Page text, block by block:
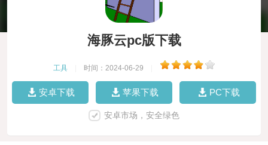
海豚云pc版下载
工具 时间：2024-06-29
安卓下载 苹果下载 PC下载
安卓市场，安全绿色